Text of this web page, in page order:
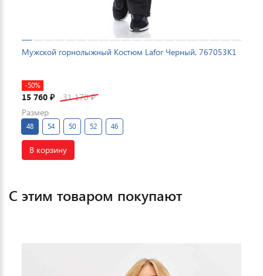
Мужской горнолыжный Костюм Lafor Черный, 767053K1
-50%
15 760 ₽ 31 170₽
Размер
48 54 50 52 46
В корзину
С этим товаром покупают